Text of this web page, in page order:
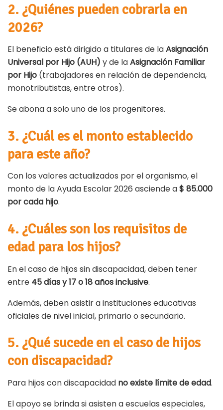
2. ¿Quiénes pueden cobrarla en
2026?
El beneficio está dirigido a titulares de laAsignación
Universal por Hijo (AUH) y de laAsignación Familiar
por Hijo (trabajadores en relación de dependencia,
monotributistas, entre otros).
Se abona a solo uno de los progenitores.
3. ¿Cuál es el monto establecido
para este año?
Con los valores actualizados por el organismo, el
monto de la Ayuda Escolar 2026 asciende a$ 85.000
por cada hijo.
4. ¿Cuáles son los requisitos de
edad para los hijos?
En el caso de hijos sin discapacidad, deben tener
entre 45 días y 17 o 18 años inclusive.
Además, deben asistir a instituciones educativas
oficiales de nivel inicial, primario o secundario.
5. ¿Qué sucede en el caso de hijos
con discapacidad?
Para hijos con discapacidad no existe límite de edad.
El apoyo se brinda si asisten a escuelas especiales,